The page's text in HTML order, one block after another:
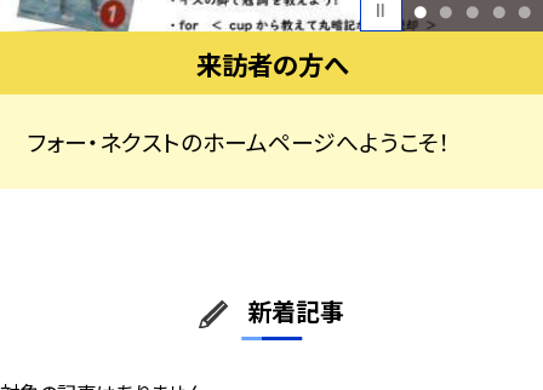
1 2 3 4 5
来訪者の方へ
フォー・ネクストのホームページへようこそ！
新着記事